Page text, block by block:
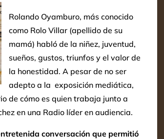
Rolando Oyamburo, más conocido
como Rolo Villar (apellido de su
mamá) habló de la niñez, juventud,
sueños, gustos, triunfos y el valor de
la honestidad. A pesar de no ser
adepto a la exposición mediática,
de cómo es quien trabaja junto a
en una Radio líder en audiencia.
conversación que permitió